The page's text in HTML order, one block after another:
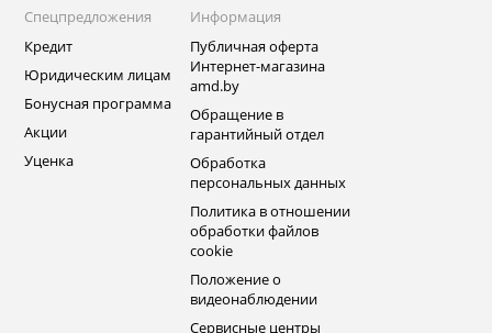
Спецпредложения
Кредит
Юридическим лицам
Бонусная программа
Акции
Уценка
Информация
Публичная оферта
Интернет-магазина
amd.by
Обращение в
гарантийный отдел
Обработка
персональных данных
Политика в отношении
обработки файлов
cookie
Положение о
видеонаблюдении
Сервисные центры